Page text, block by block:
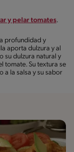
y pelar tomates.
profundidad y
aporta dulzura y al
su dulzura natural y
tomate. Su textura se
a la salsa y su sabor